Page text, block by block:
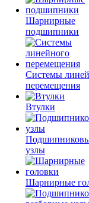
Шарнирные
подшипники
Системы
перемещения
Втулки
узлы
Шарнирные